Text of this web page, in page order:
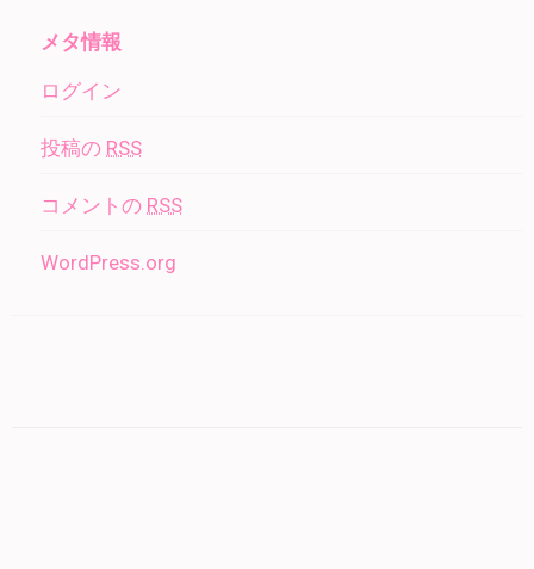
メタ情報
ログイン
投稿の RSS
コメントの RSS
WordPress.org